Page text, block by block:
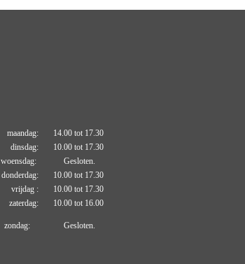
maandag: 14.00 tot 17.30
dinsdag: 10.00 tot 17.30
woensdag: Gesloten.
donderdag: 10.00 tot 17.30
vrijdag : 10.00 tot 17.30
zaterdag: 10.00 tot 16.00
zondag: Gesloten.